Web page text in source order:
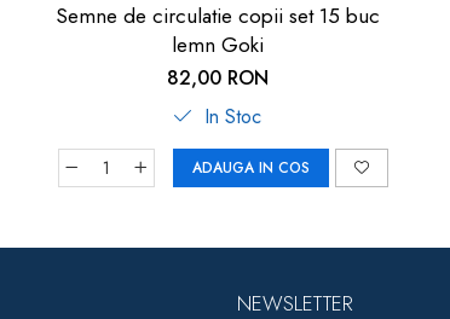
Semne de circulatie copii set 15 buc
lemn Goki
82,00 RON
In Stoc
ADAUGA IN COS
NEWSLETTER